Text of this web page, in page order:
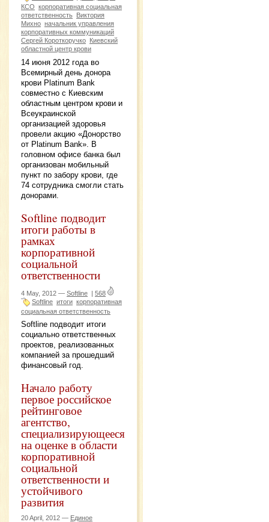
КСО корпоративная социальная
ответственность
Виктория
Михно начальник управления
корпоративных коммуникаций
Сергей Короткоручко
Киевский
областной центр крови
14 июня 2012 года во
Всемирный день донора
крови Platinum Bank
совместно с Киевским
областным центром крови и
Всеукраинской
организацией здоровья
провели акцию «Донорство
от Platinum Bank». В
головном офисе банка был
организован мобильный
пункт по забору крови, где
74 сотрудника смогли стать
донорами.
Softline подводит
итоги работы в
рамках
корпоративной
социальной
ответственности
4 May, 2012 — Softline | 568
Softline итоги корпоративная
социальная ответственность
Softline подводит итоги
социально ответственных
проектов, реализованных
компанией за прошедший
финансовый год.
Начало работу
первое российское
рейтинговое
агентство,
специализирующееся
на оценке в области
корпоративной
социальной
ответственности и
устойчивого
развития
20 April, 2012 — Единое